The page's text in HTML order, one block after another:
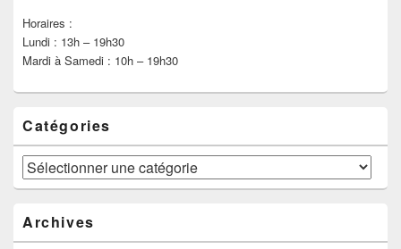
Horaires :
Lundi : 13h – 19h30
Mardi à Samedi : 10h – 19h30
Catégories
Catégories
Archives